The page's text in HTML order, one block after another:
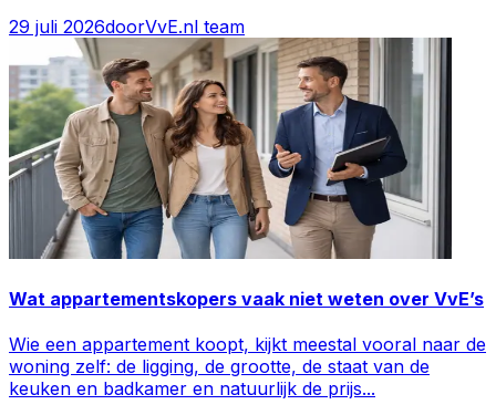
29 juli 2026doorVvE.nl team
Wat appartementskopers vaak niet weten over VvE’s
Wie een appartement koopt, kijkt meestal vooral naar de
woning zelf: de ligging, de grootte, de staat van de
keuken en badkamer en natuurlijk de prijs...